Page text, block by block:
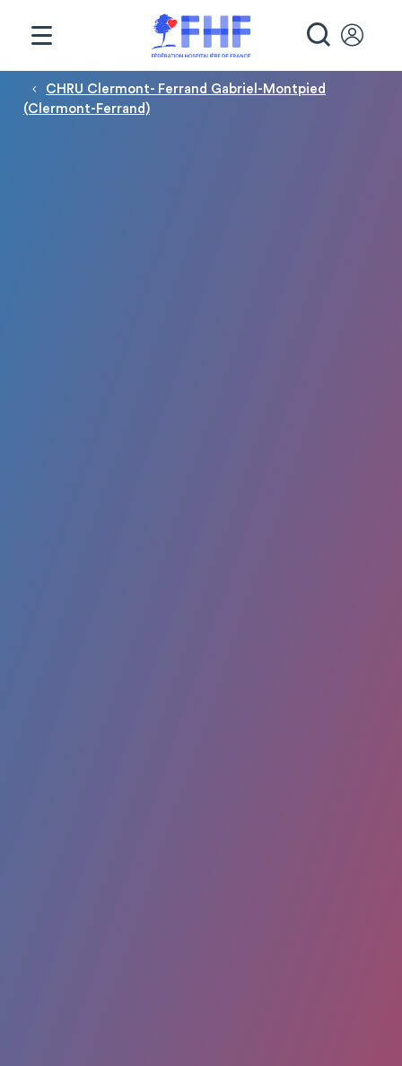
Fil d'Ariane
CHRU Clermont- Ferrand Gabriel-Montpied
(Clermont-Ferrand)
Panneau de gestion des cookies